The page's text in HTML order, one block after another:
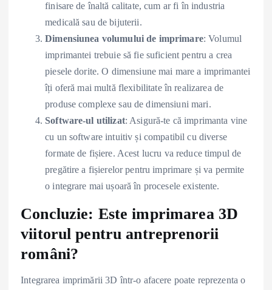
finisare de înaltă calitate, cum ar fi în industria
medicală sau de bijuterii.
Dimensiunea volumului de imprimare: Volumul
imprimantei trebuie să fie suficient pentru a crea
piesele dorite. O dimensiune mai mare a imprimantei
îți oferă mai multă flexibilitate în realizarea de
produse complexe sau de dimensiuni mari.
Software-ul utilizat: Asigură-te că imprimanta vine
cu un software intuitiv și compatibil cu diverse
formate de fișiere. Acest lucru va reduce timpul de
pregătire a fișierelor pentru imprimare și va permite
o integrare mai ușoară în procesele existente.
Concluzie: Este imprimarea 3D
viitorul pentru antreprenorii
români?
Integrarea imprimării 3D într-o afacere poate reprezenta o